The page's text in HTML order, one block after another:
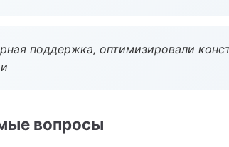
поддержка, оптимизировали
вопросы